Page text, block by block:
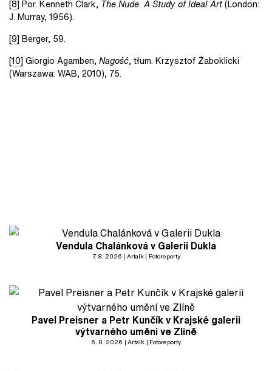
[8] Por. Kenneth Clark, The Nude. A Study of Ideal Art(London:
J. Murray, 1956).
[9] Berger, 59.
[10] Giorgio Agamben, Nagość, tłum. Krzysztof Żaboklicki
(Warszawa: WAB, 2010), 75.
Vendula Chalánková v Galerii Dukla
7. 8. 2026 Artalk Fotoreporty
Pavel Preisner a Petr Kunčík v Krajské galerii
výtvarného umění ve Zlíně
6. 8. 2026 Artalk Fotoreporty